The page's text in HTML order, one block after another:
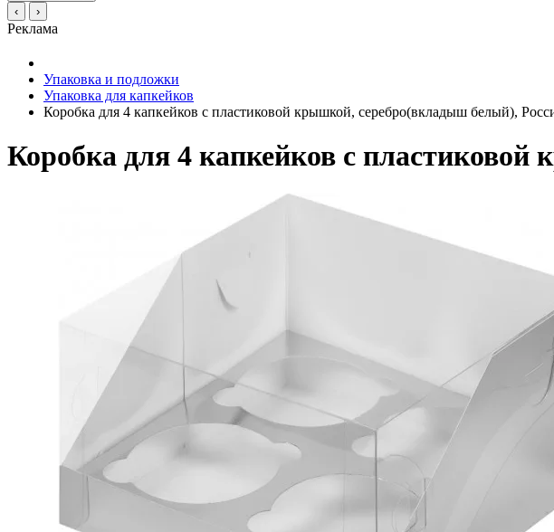
‹
›
Реклама
Упаковка и подложки
Упаковка для капкейков
Коробка для 4 капкейков с пластиковой крышкой, серебро(вкладыш белый),
Коробка для 4 капкейков с